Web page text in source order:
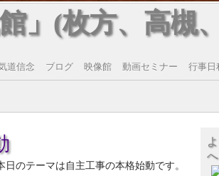
」(枚方、高槻
道信念 ブログ 映像館 動画セミナー 行事日
日のテーマは自主工事の本格始動です。
へ